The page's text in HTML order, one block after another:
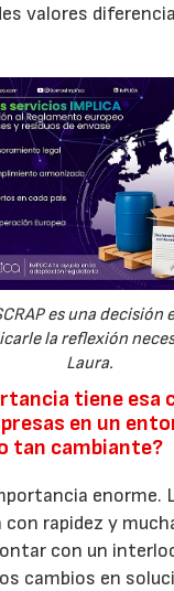
valores
es una decisión
la reflexión
Laura.
tiene esa
en un
tan cambiante?
enorme.
rapidez y
con un
cambios en